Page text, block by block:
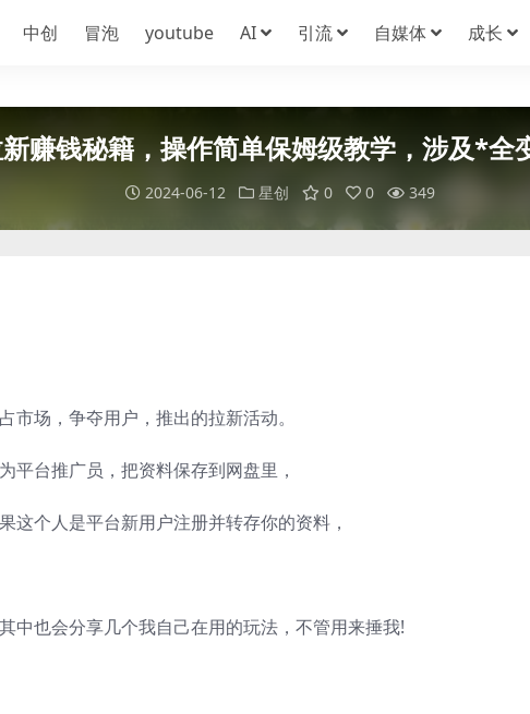
中创 冒泡 youtube AI 引流 自媒体 成长
赚钱秘籍，操作简单保姆级教学，涉及*全
2024-06-12 星创 0 0 349
场，争夺用户，推出的拉新活动。
平台推广员，把资料保存到网盘里，
这个人是平台新用户注册并转存你的资料，
中也会分享几个我自己在用的玩法，不管用来捶我!